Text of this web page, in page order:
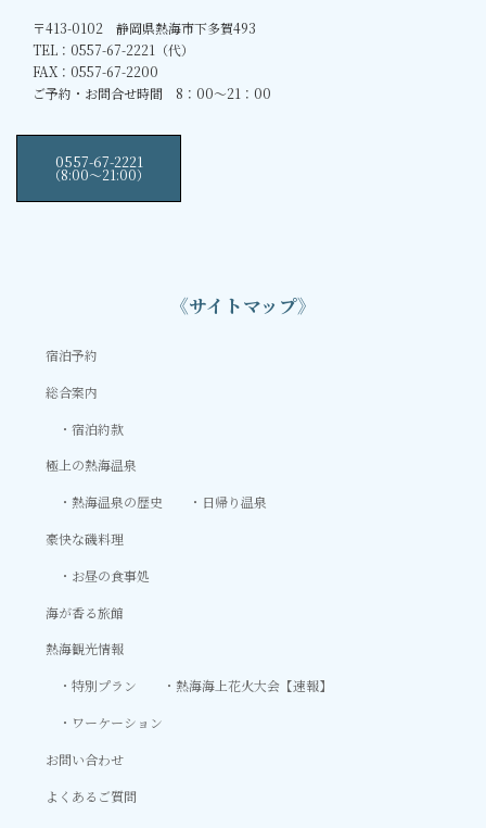
〒413-0102 静岡県熱海市下多賀493
TEL：0557-67-2221（代）
FAX：0557-67-2200
ご予約・お問合せ時間 8：00～21：00
0557-67-2221
（8:00〜21:00）
《サイトマップ》
宿泊予約
総合案内
宿泊約款
極上の熱海温泉
熱海温泉の歴史
日帰り温泉
豪快な磯料理
お昼の食事処
海が香る旅館
熱海観光情報
特別プラン
熱海海上花火大会【速報】
ワーケーション
お問い合わせ
よくあるご質問